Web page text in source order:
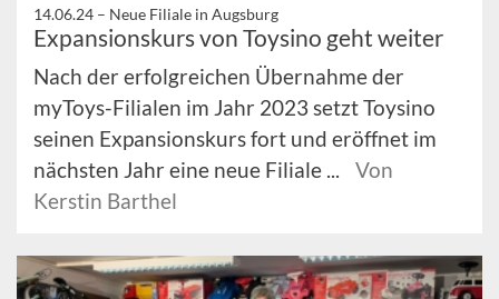
14.06.24 – Neue Filiale in Augsburg
Expansionskurs von Toysino geht weiter
Nach der erfolgreichen Übernahme der
myToys-Filialen im Jahr 2023 setzt Toysino
seinen Expansionskurs fort und eröffnet im
nächsten Jahr eine neue Filiale ...
Von
Kerstin Barthel